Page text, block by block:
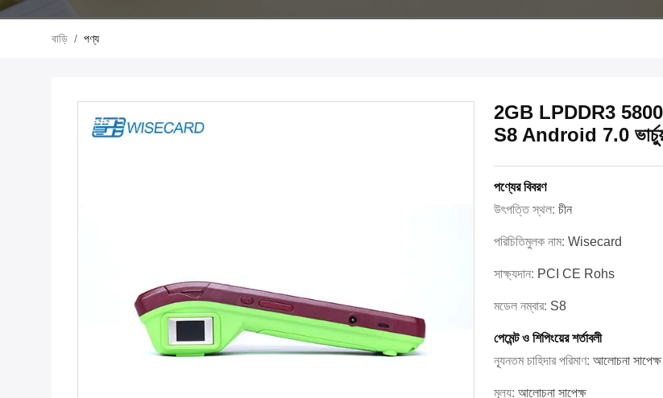
বাড়ি / পণ্য
2GB LPDDR3
S8 Android 7.0
পণ্যের বিবরণ
উৎপত্তি স্থল: চীন
পরিচিতিমুলক নাম: Wisecard
সাক্ষ্যদান: PCI CE Rohs
মডেল নম্বার: S8
পেমেন্ট ও শিপিংয়ের শর্তাবলী
ন্যূনতম চাহিদার পরিমাণ: আলোচনা সাপেক্ষ
মূল্য: আলোচনা সাপেক্ষ